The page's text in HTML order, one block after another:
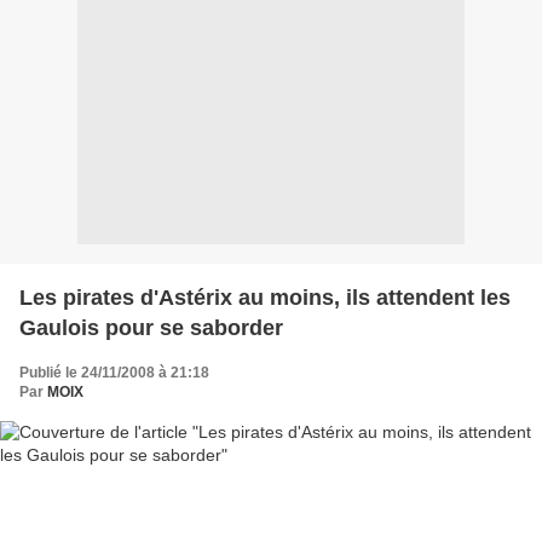
Les pirates d'Astérix au moins, ils attendent les
Gaulois pour se saborder
Publié le 24/11/2008 à 21:18
Par MOIX